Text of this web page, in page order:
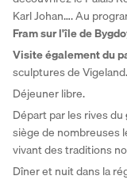
Karl Johan…. Au
Fram sur l'île de
Visite également du
sculptures de Vigeland.
Déjeuner libre.
Départ par les rives du
siège de nombreuses
vivant des traditions
Dîner et nuit dans la